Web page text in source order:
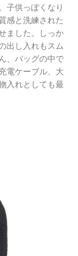
子供っぽくなり
感と洗練された
ました。しっか
出し入れもスム
、バッグの中で
電ケーブル、大
入れとしても最